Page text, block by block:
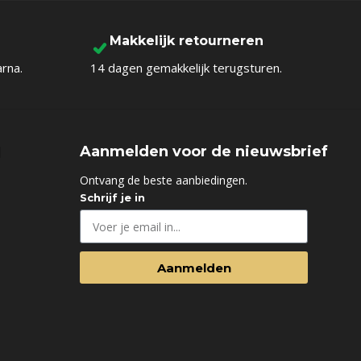
To Shop
Makkelijk retourneren
14 dagen gemakkelijk terugsturen.
Aanmelden voor de nieuwsbrief
Ontvang de beste aanbiedingen.
Schrijf je in
Aanmelden